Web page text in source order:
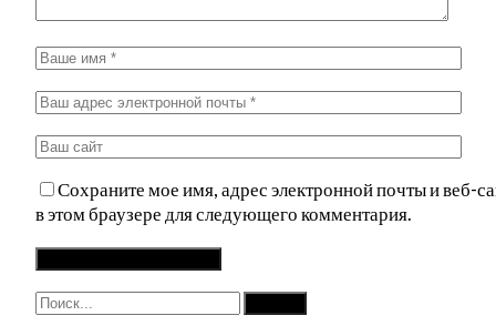
Сохраните мое имя, адрес электронной почты и веб-
в этом браузере для следующего комментария.